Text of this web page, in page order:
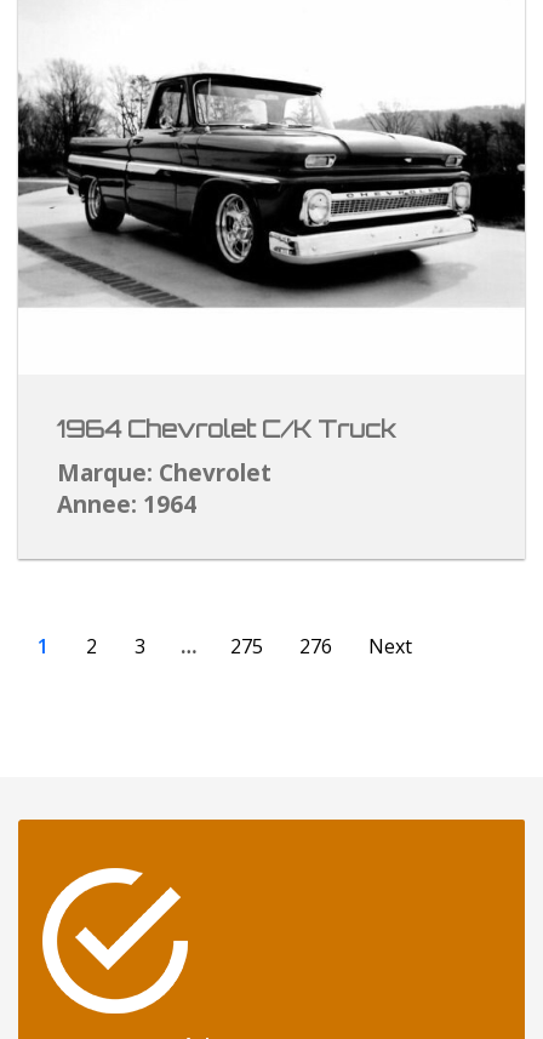
1964 Chevrolet C/K Truck
Marque: Chevrolet
Annee: 1964
1 2 3 … 275 276 Next